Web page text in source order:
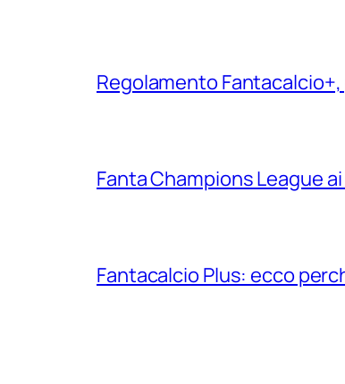
Regolamento
Fanta Champions League
Fantacalcio Plus: ecco